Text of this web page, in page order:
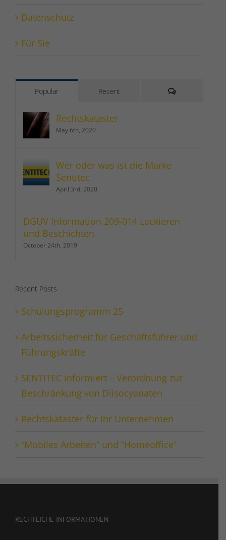
Datenschutz
Für Sie
Popular Recent Comments
Rechtskataster
May 6th, 2020
Wer oder was ist die Marke
Sentitec
April 3rd, 2020
DGUV Information 209-014 Lackieren
und Beschichten
October 24th, 2019
Recent Posts
Schulungsprogramm 25
Arbeitssicherheit für Geschäftsführer und
Führungskräfte
SENTITEC informiert – Verordnung zur
Beschränkung von Diisocyanaten
Rechtskataster für Ihr Unternehmen
“Mobiles Arbeiten” und “Homeoffice”
RECHTLICHE INFORMATIONEN